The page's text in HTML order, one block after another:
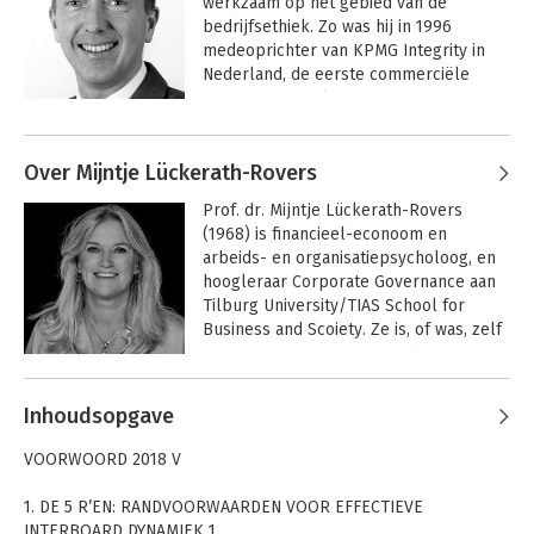
Uitkeringen aan
aandeelhouders
Geschriften
vanwege de
2018-2019
vanwege de
Corporate Litigation
2017-2018
bedrijfsethiek. Zo was hij in 1996
medeoprichter van KPMG Integrity in
Nederland, de eerste commerciële
van 100 adviseurs, organisaties in het
integriteit, soft-controls,
frauderisicomanagement, compliance
en duurzaamheid. Kaptein is eveneens
als hoogleraar Bedrijfsethiek en
Integriteitmanagement werkzaam op de
Erasmus Universiteit. Hij schreef ruim
wetenschappelijke tijdschriften.
Waarom goede
doen
Integrity
Over Mijntje Lückerath-Rovers
Prof. dr. Mijntje Lückerath-Rovers
(1968) is financieel-econoom en
arbeids- en organisatiepsycholoog, en
hoogleraar Corporate Governance aan
Tilburg University/TIAS School for
Business and Scoiety. Ze is, of was, zelf
Achmea, NRC Media, Erasmus MC, Pels
Corporate Governance zich op
langetermijnwaardecreatie, boardroom-
Andere boeken door Mijntje
Lückerath-Rovers
Inhoudsopgave
VOORWOORD 2018 V
1. DE 5 R’EN: RANDVOORWAARDEN VOOR EFFECTIEVE